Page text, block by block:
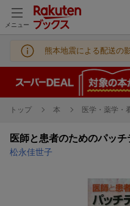
メニュー
熊本地震による配送の
トップ 本 医学・薬学・
医師と患者のためのパッ
松永佳世子